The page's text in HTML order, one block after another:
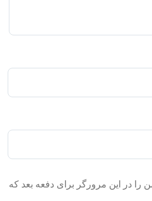
را در این مرورگر برای دفعه بعد که